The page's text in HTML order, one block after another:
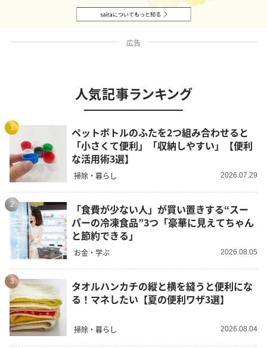
広告
人気記事ランキング
1
ペットボトルのふたを2つ組み合わせると
「小さくて便利」「収納しやすい」【便利
な活用術3選】
掃除・暮らし 2026.07.29
2
「食費が少ない人」が買い置きする“スー
パーの冷凍食品”3つ「豪華に見えてちゃん
と節約できる」
お金・学ぶ 2026.08.05
3
タオルハンカチの縦と横を縫うと便利にな
る！マネしたい【夏の便利ワザ3選】
掃除・暮らし 2026.08.04